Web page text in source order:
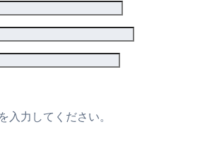
入力してください。